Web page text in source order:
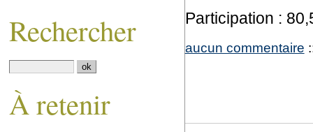
Participation :
aucun commentaire
Rechercher
À retenir